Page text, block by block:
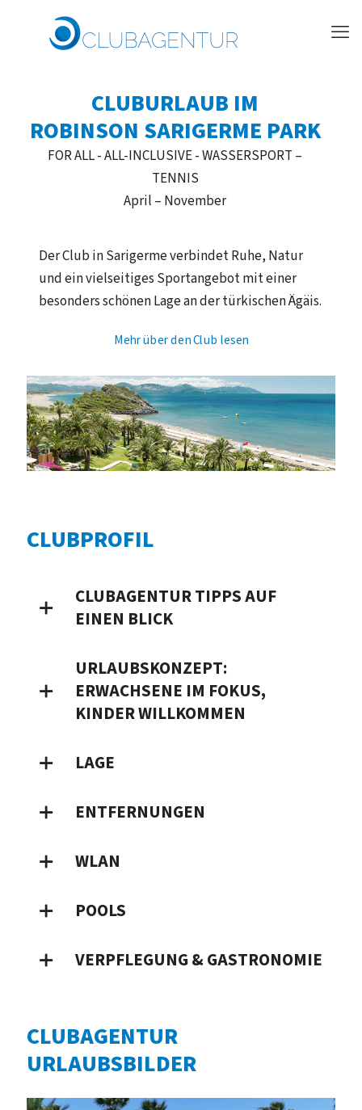
CLUBURLAUB IM
ROBINSON SARIGERME PARK
FOR ALL - ALL-INCLUSIVE - WASSERSPORT –
TENNIS
April – November
Der Club in Sarigerme verbindet Ruhe, Natur
und ein vielseitiges Sportangebot mit einer
besonders schönen Lage an der türkischen Ägäis.
Mehr über den Club lesen
CLUBPROFIL
CLUBAGENTUR TIPPS AUF
EINEN BLICK
URLAUBSKONZEPT:
ERWACHSENE IM FOKUS,
KINDER WILLKOMMEN
LAGE
ENTFERNUNGEN
WLAN
POOLS
VERPFLEGUNG & GASTRONOMIE
CLUBAGENTUR
URLAUBSBILDER